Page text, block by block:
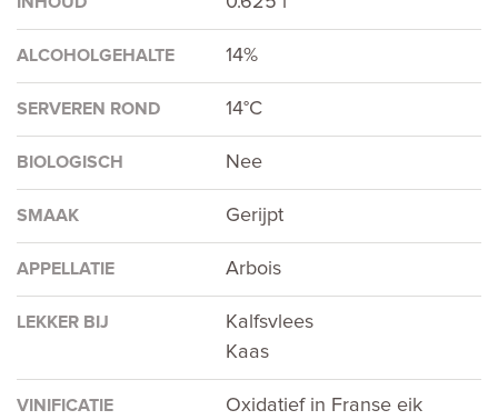
ALCOHOLGEHALTE 14%
SERVEREN ROND 14°C
BIOLOGISCH Nee
SMAAK Gerijpt
APPELLATIE Arbois
LEKKER BIJ
Kalfsvlees
Kaas
VINIFICATIE
Oxidatief in Franse eik